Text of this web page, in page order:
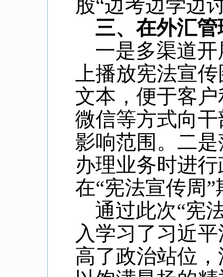
股“边考边学边
三、在外汇
一是多渠道
上播放宪法宣
文本，便于客
微信等方式向
影响范围。二
办理业务时进
在“宪法宣传周
通过此次“宪
入学习了习近
高了政治站位